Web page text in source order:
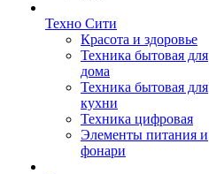
Техно Сити
Красота и здоровье
Техника бытовая для
дома
Техника бытовая для
кухни
Техника цифровая
Элементы питания и
фонари